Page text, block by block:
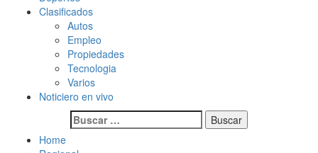
Clasificados
Autos
Empleo
Propiedades
Tecnologia
Varios
Noticiero en vivo
Buscar:
Home